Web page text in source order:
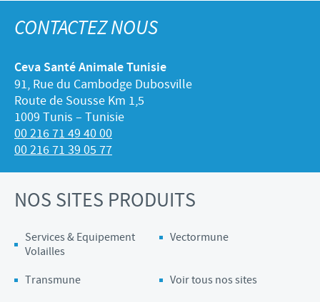
CONTACTEZ NOUS
Ceva Santé Animale Tunisie
91, Rue du Cambodge Dubosville
Route de Sousse Km 1,5
1009 Tunis – Tunisie
00 216 71 49 40 00
00 216 71 39 05 77
NOS SITES PRODUITS
Services & Equipement
Volailles
Vectormune
Transmune Voir tous nos sites